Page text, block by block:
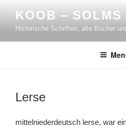
Inhalt
springen
KOOB – SOLMS
Historische Schriften, alte Bücher
Lerse
mittelniederdeutsch lerse, war